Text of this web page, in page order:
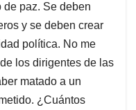
de paz. Se deben
y se deben crear
política. No me
los dirigentes de las
matado a un
¿Cuántos